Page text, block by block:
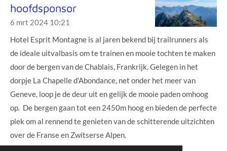
hoofdsponsor
6 mrt 2024 10:21
Hotel Esprit Montagne is al jaren bekend bij trailrunners als
de ideale uitvalbasis om te trainen en mooie tochten te maken
door de bergen van de Chablais, Frankrijk. Gelegen in het
dorpje La Chapelle d'Abondance, net onder het meer van
Geneve, loop je de deur uit en gelijk de mooie paden omhoog
op. De bergen gaan tot een 2450m hoog en bieden de perfecte
plek om al rennend te genieten van de schitterende uitzichten
over de Franse en Zwitserse Alpen.